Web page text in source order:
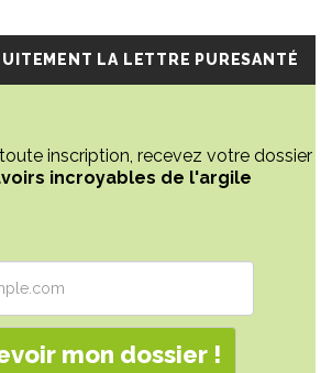
LA LETTRE PURESANTÉ
inscription, recevez votre dossier
incroyables de l'argile